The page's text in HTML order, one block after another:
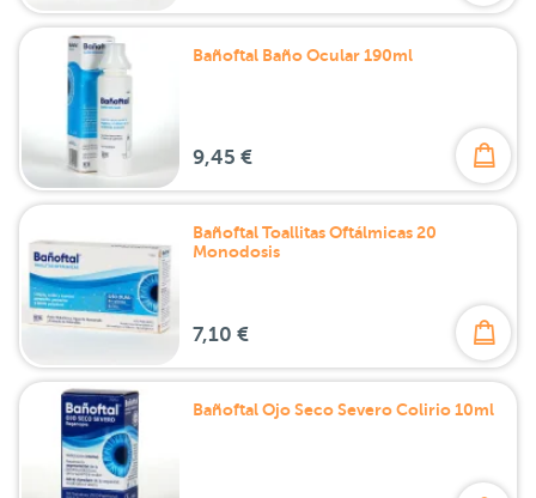
Bañoftal Baño Ocular 190ml
9,45 €
Bañoftal Toallitas Oftálmicas 20
Monodosis
7,10 €
Bañoftal Ojo Seco Severo Colirio 10ml